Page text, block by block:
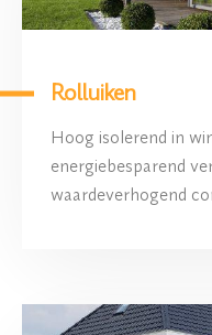
Rolluiken
Hoog isolerend in
energiebesparend
waardeverhogend